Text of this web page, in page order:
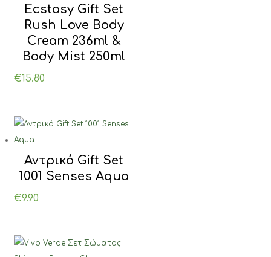
Ecstasy Gift Set
Rush Love Body
Cream 236ml &
Body Mist 250ml
€15.80
Αντρικό Gift Set
1001 Senses Aqua
€9.90